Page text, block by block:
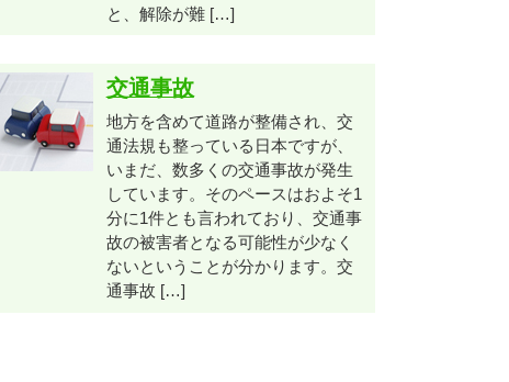
と、解除が難 […]
交通事故
地方を含めて道路が整備され、交
通法規も整っている日本ですが、
いまだ、数多くの交通事故が発生
しています。そのペースはおよそ1
分に1件とも言われており、交通事
故の被害者となる可能性が少なく
ないということが分かります。交
通事故 […]